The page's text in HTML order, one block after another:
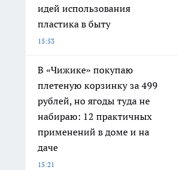
идей использования
пластика в быту
15:53
В «Чижике» покупаю
плетеную корзинку за 499
рублей, но ягоды туда не
набираю: 12 практичных
применений в доме и на
даче
15:21